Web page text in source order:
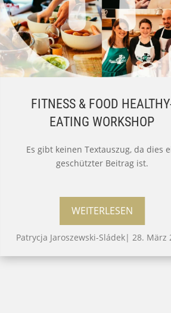
FITNESS & FOOD
EATING WORKSHOP
Es gibt keinen Textauszug, da dies
geschützter Beitrag ist.
WEITERLESEN
Patrycja Jaroszewski-Sládek| 28. März